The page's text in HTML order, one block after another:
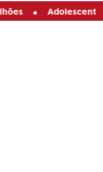
• Adolescente mata